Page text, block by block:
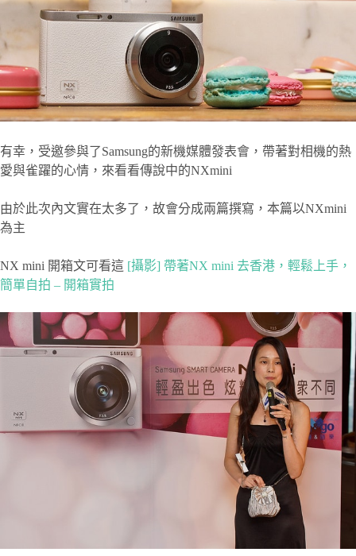
有幸，受邀參與了Samsung的新機媒體發表會，帶著對相機的熱
愛與雀躍的心情，來看看傳說中的NXmini
由於此次內文實在太多了，故會分成兩篇撰寫，本篇以NXmini
為主
NX mini 開箱文可看這 [攝影] 帶著NX mini 去香港，輕鬆上手，
簡單自拍 – 開箱實拍